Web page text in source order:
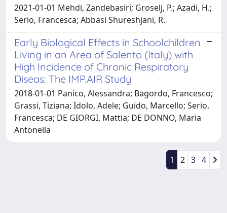
2021-01-01 Mehdi, Zandebasiri; Groselj, P.; Azadi, H.;
Serio, Francesca; Abbasi Shureshjani, R.
Early Biological Effects in Schoolchildren
Living in an Area of Salento (Italy) with
High Incidence of Chronic Respiratory
Diseas: The IMP.AIR Study
2018-01-01 Panico, Alessandra; Bagordo, Francesco;
Grassi, Tiziana; Idolo, Adele; Guido, Marcello; Serio,
Francesca; DE GIORGI, Mattia; DE DONNO, Maria
Antonella
1 2 3 4